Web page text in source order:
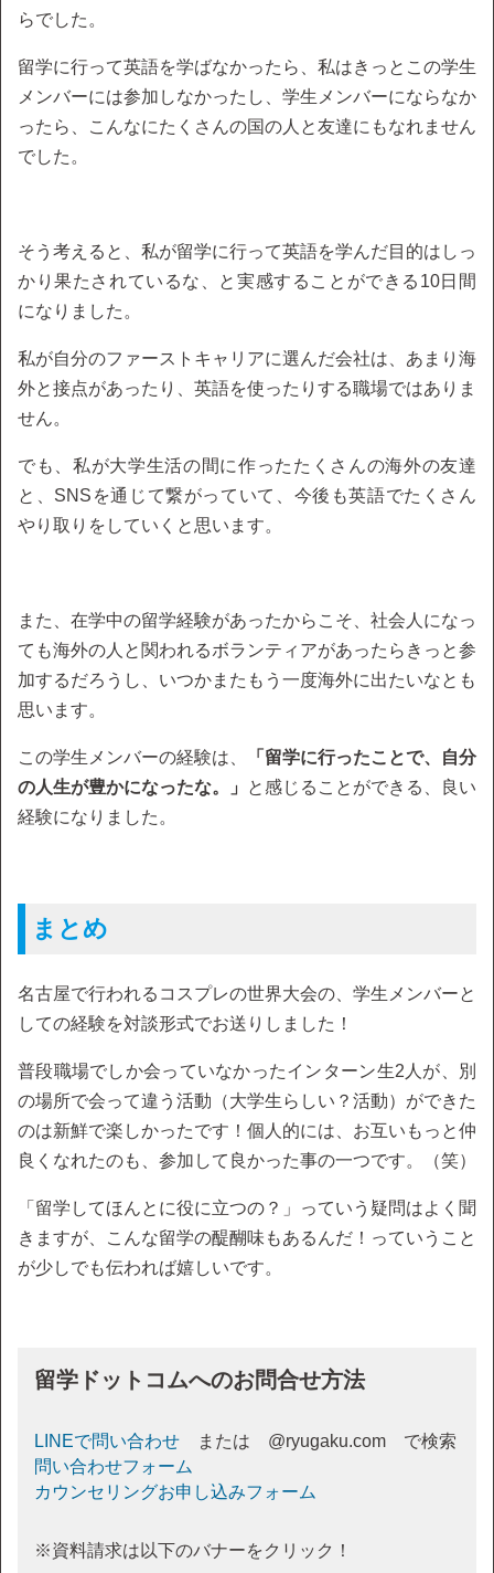
らでした。
留学に行って英語を学ばなかったら、私はきっとこの学生
メンバーには参加しなかったし、学生メンバーにならなか
ったら、こんなにたくさんの国の人と友達にもなれません
でした。
そう考えると、私が留学に行って英語を学んだ目的はしっ
かり果たされているな、と実感することができる10日間
になりました。
私が自分のファーストキャリアに選んだ会社は、あまり海
外と接点があったり、英語を使ったりする職場ではありま
せん。
でも、私が大学生活の間に作ったたくさんの海外の友達
と、SNSを通じて繋がっていて、今後も英語でたくさん
やり取りをしていくと思います。
また、在学中の留学経験があったからこそ、社会人になっ
ても海外の人と関われるボランティアがあったらきっと参
加するだろうし、いつかまたもう一度海外に出たいなとも
思います。
この学生メンバーの経験は、
「留学に行ったことで、自分
の人生が豊かになったな。」
と感じることができる、良い
経験になりました。
まとめ
名古屋で行われるコスプレの世界大会の、学生メンバーと
しての経験を対談形式でお送りしました！
普段職場でしか会っていなかったインターン生2人が、別
の場所で会って違う活動（大学生らしい？活動）ができた
のは新鮮で楽しかったです！個人的には、お互いもっと仲
良くなれたのも、参加して良かった事の一つです。（笑）
「留学してほんとに役に立つの？」っていう疑問はよく聞
きますが、こんな留学の醍醐味もあるんだ！っていうこと
が少しでも伝われば嬉しいです。
留学ドットコムへのお問合せ方法
LINEで問い合わせ または @ryugaku.com で検索
問い合わせフォーム
カウンセリングお申し込みフォーム
※資料請求は以下のバナーをクリック！